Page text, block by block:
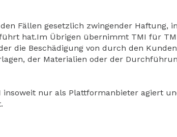
Fällen gesetzlich zwingender Haftung,
hat.Im Übrigen übernimmt TMI für
die Beschädigung von durch den
der Materialien oder der
nur als Plattformanbieter agiert